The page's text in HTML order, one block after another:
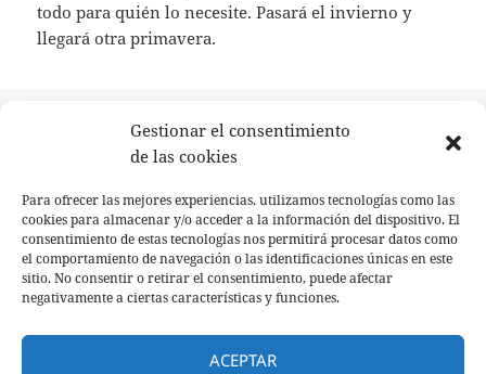
Gestionar el consentimiento
de las cookies
Para ofrecer las mejores experiencias, utilizamos tecnologías como las
cookies para almacenar y/o acceder a la información del dispositivo. El
consentimiento de estas tecnologías nos permitirá procesar datos como
el comportamiento de navegación o las identificaciones únicas en este
sitio. No consentir o retirar el consentimiento, puede afectar
negativamente a ciertas características y funciones.
ACEPTAR
todo para quién lo necesite. Pasará el invierno y
llegará otra primavera.
turismo
entradas
ANTERIOR
Entrada
anterior:
La Yecla – Santo Domingo de Silos – Salas
de los Infantes – Hacinas
SIGUIENTE